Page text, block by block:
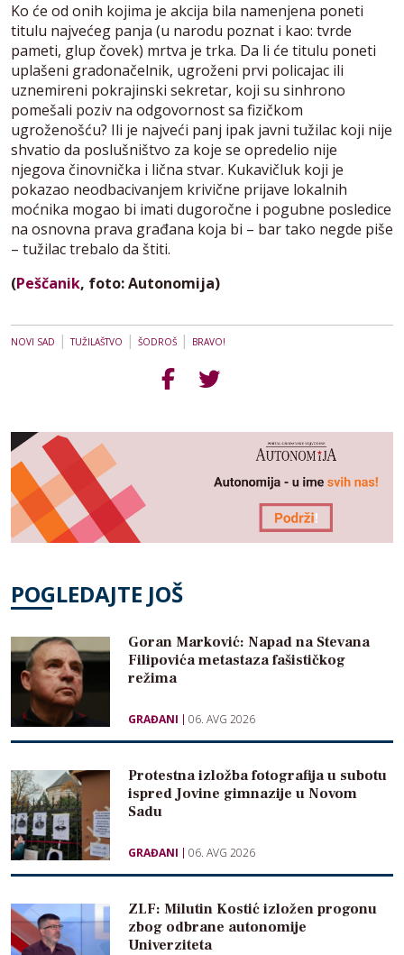
Ko će od onih kojima je akcija bila namenjena poneti
titulu najvećeg panja (u narodu poznat i kao: tvrde
pameti, glup čovek) mrtva je trka. Da li će titulu poneti
uplašeni gradonačelnik, ugroženi prvi policajac ili
uznemireni pokrajinski sekretar, koji su sinhrono
pomešali poziv na odgovornost sa fizičkom
ugroženošću? Ili je najveći panj ipak javni tužilac koji nije
shvatio da poslušništvo za koje se opredelio nije
njegova činovnička i lična stvar. Kukavičluk koji je
pokazao neodbacivanjem krivične prijave lokalnih
moćnika mogao bi imati dugoročne i pogubne posledice
na osnovna prava građana koja bi – bar tako negde piše
– tužilac trebalo da štiti.
(Peščanik, foto: Autonomija)
NOVI SAD |TUŽILAŠTVO | ŠODROŠ | BRAVO!
POGLEDAJTE JOŠ
Goran Marković: Napad na Stevana
Filipovića metastaza fašističkog
režima
GRAĐANI 06. AVG 2026
Protestna izložba fotografija u subotu
ispred Jovine gimnazije u Novom
Sadu
GRAĐANI 06. AVG 2026
ZLF: Milutin Kostić izložen progonu
zbog odbrane autonomije
Univerziteta